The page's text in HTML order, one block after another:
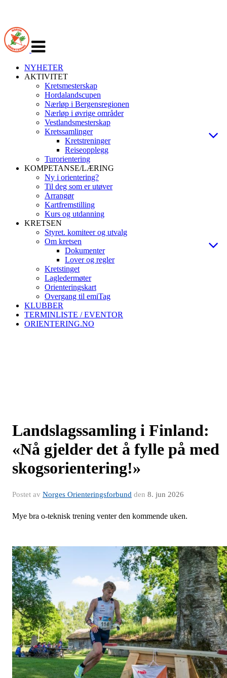
navigasjon
NYHETER
AKTIVITET
Kretsmesterskap
Hordalandscupen
Nærløp i Bergensregionen
Nærløp i øvrige områder
Vestlandsmesterskap
Kretssamlinger
Kretstreninger
Reiseopplegg
Turorientering
KOMPETANSE/LÆRING
Ny i orientering?
Til deg som er utøver
Arrangør
Kartfremstilling
Kurs og utdanning
KRETSEN
Styret. komiteer og utvalg
Om kretsen
Dokumenter
Lover og regler
Kretstinget
Lagledermøter
Orienteringskart
Overgang til emiTag
KLUBBER
TERMINLISTE / EVENTOR
ORIENTERING.NO
Landslagssamling i Finland:
«Nå gjelder det å fylle på med
skogsorientering!»
Postet av Norges Orienteringsforbund den 8. jun 2026
Mye bra o-teknisk trening venter den kommende uken.